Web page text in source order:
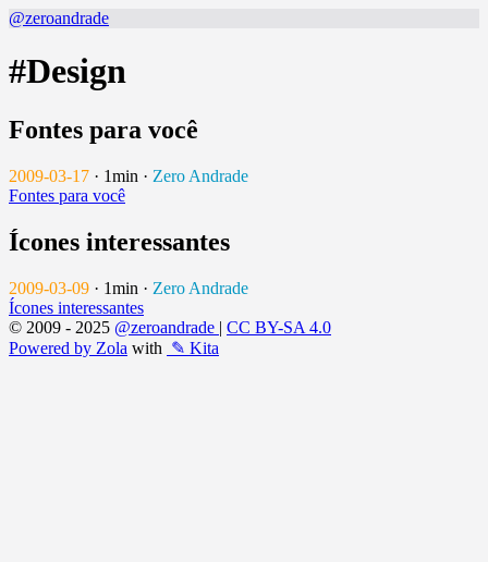
@zeroandrade
#Design
Fontes para você
2009-03-17 · 1min · Zero Andrade
Fontes para você
Ícones interessantes
2009-03-09 · 1min · Zero Andrade
Ícones interessantes
© 2009 - 2025 @zeroandrade | CC BY-SA 4.0
Powered by Zola with ✎ Kita